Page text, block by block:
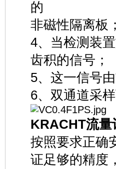
的
非磁性隔离板
4、当检测装
齿积的信号；
5、这一信号
6、双通道采
KRACHT流量
按照要求正确
证足够的精度